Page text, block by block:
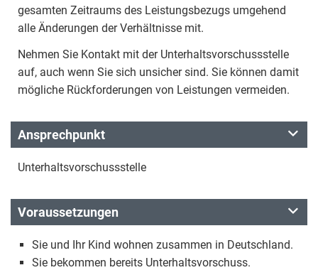
gesamten Zeitraums des Leistungsbezugs umgehend
alle Änderungen der Verhältnisse mit.
Nehmen Sie Kontakt mit der Unterhaltsvorschussstelle
auf, auch wenn Sie sich unsicher sind. Sie können damit
mögliche Rückforderungen von Leistungen vermeiden.
Ansprechpunkt
Unterhaltsvorschussstelle
Voraussetzungen
Sie und Ihr Kind wohnen zusammen in Deutschland.
Sie bekommen bereits Unterhaltsvorschuss.